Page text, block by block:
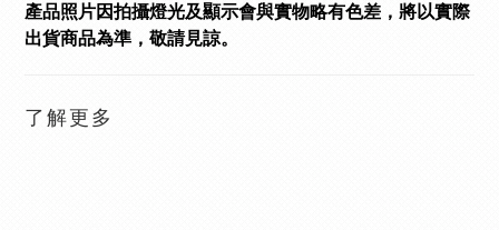
產品照片因拍攝燈光及顯示會與實物略有色差，將以實際
出貨商品為準，敬請見諒。
了解更多